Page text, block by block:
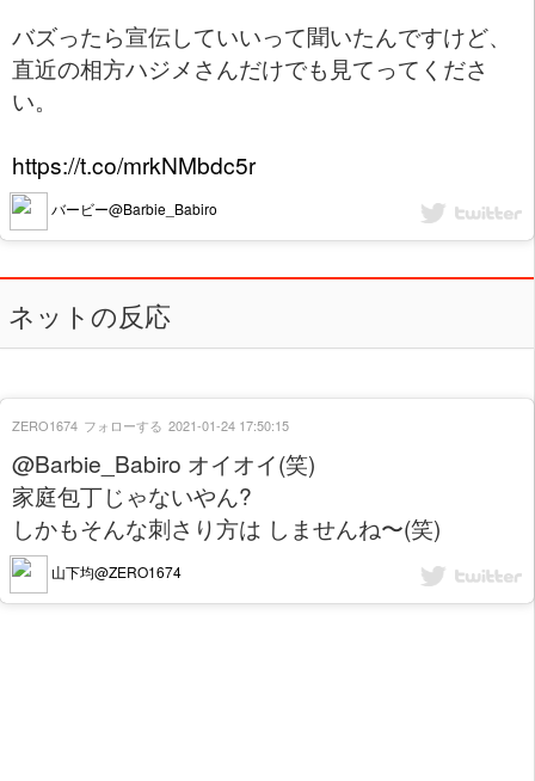
バズったら宣伝していいって聞いたんですけど、
直近の相方ハジメさんだけでも見てってくださ
い。
https://t.co/mrkNMbdc5r
バービー@Barbie_Babiro
ネットの反応
@Barbie_Babiro オイオイ(笑)
家庭包丁じゃないやん?
しかもそんな刺さり方は しませんね〜(笑)
山下均@ZERO1674
ZERO1674 フォローする 2021-01-24 17:50:15